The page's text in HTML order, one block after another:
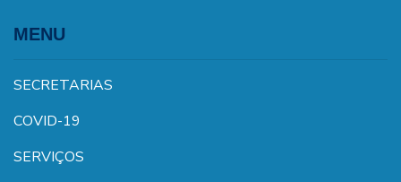
MENU
SECRETARIAS
COVID-19
SERVIÇOS